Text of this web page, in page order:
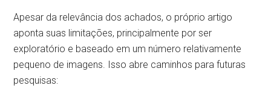
Apesar da relevância dos achados, o próprio artigo
aponta suas limitações, principalmente por ser
exploratório e baseado em um número relativamente
pequeno de imagens. Isso abre caminhos para futuras
pesquisas: